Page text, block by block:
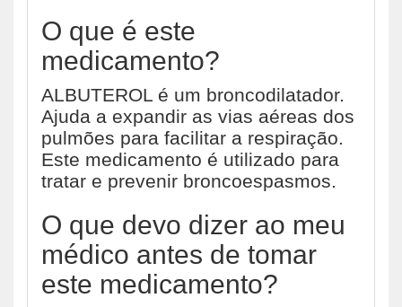
O que é este
medicamento?
ALBUTEROL é um broncodilatador.
Ajuda a expandir as vias aéreas dos
pulmões para facilitar a respiração.
Este medicamento é utilizado para
tratar e prevenir broncoespasmos.
O que devo dizer ao meu
médico antes de tomar
este medicamento?